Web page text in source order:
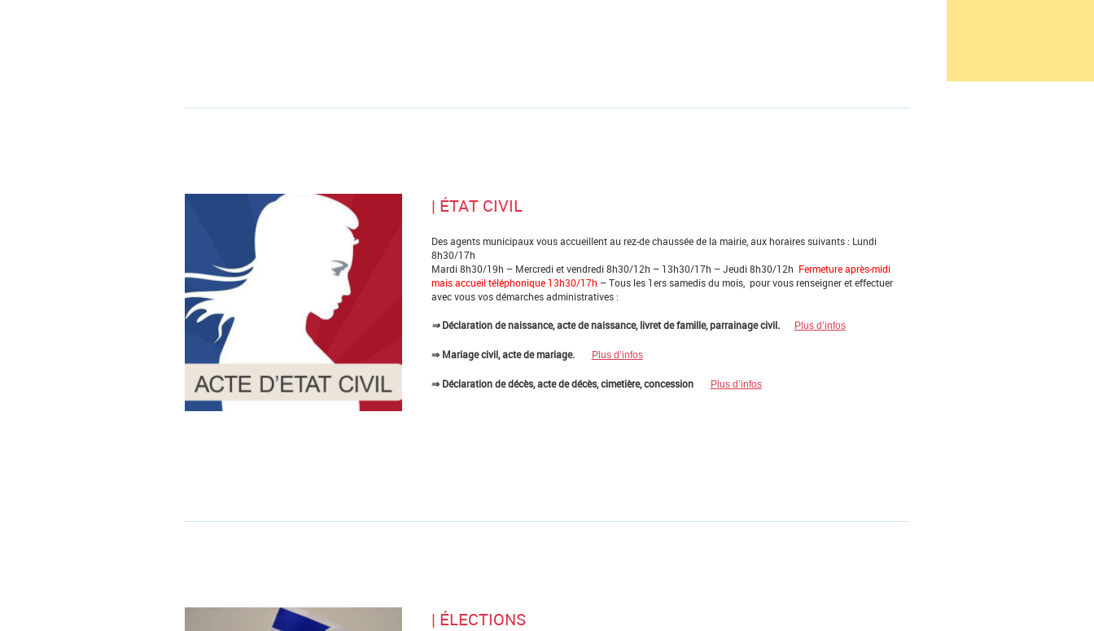
| ÉTAT CIVIL
Des agents municipaux vous accueillent au rez-de chaussée de la mairie, aux horaires suivants : Lundi
8h30/17h
Mardi 8h30/19h – Mercredi et vendredi 8h30/12h – 13h30/17h – Jeudi 8h30/12h Fermeture après-midi
mais accueil téléphonique 13h30/17h – Tous les 1ers samedis du mois, pour vous renseigner et effectuer
avec vous vos démarches administratives :
⇒Déclaration de naissance, acte de naissance, livret de famille, parrainage civil. Plus d’infos
⇒ Mariage civil, acte de mariage. Plus d’infos
⇒ Déclaration de décès, acte de décès, cimetière, concession Plus d’infos
| ÉLECTIONS